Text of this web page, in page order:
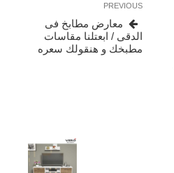
Previous
Post
PREVIOUS
معارض مطابخ فى
الدقى / ابعتلنا مقاسات
مطبخك و هنقولك سعره